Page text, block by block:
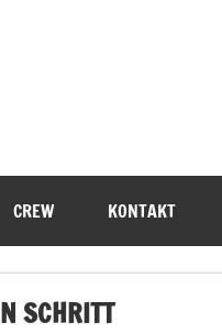
CREW KONTAKT
SCHRITT